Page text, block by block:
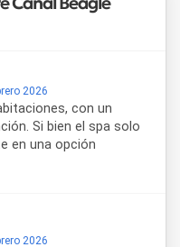
los huéspedes sin
piscina cubierta
hidromasaje y sala
El gimnasio, equipado
está disponible de
reserva previa, se
y reflexología podal—
de oro, vitamina C,
2026
con un
Si bien el spa solo
en una opción
2026